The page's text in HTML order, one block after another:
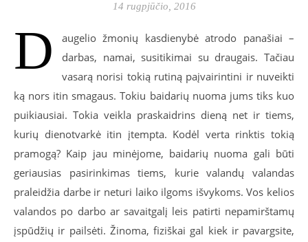
14 rugpjūčio, 2016
D
augelio žmonių kasdienybė atrodo panašiai –
darbas, namai, susitikimai su draugais. Tačiau
vasarą norisi tokią rutiną paįvairintini ir nuveikti
ką nors itin smagaus. Tokiu baidarių nuoma jums tiks kuo
puikiausiai. Tokia veikla praskaidrins dieną net ir tiems,
kurių dienotvarkė itin įtempta. Kodėl verta rinktis tokią
pramogą? Kaip jau minėjome, baidarių nuoma gali būti
geriausias pasirinkimas tiems, kurie valandų valandas
praleidžia darbe ir neturi laiko ilgoms išvykoms. Vos kelios
valandos po darbo ar savaitgalį leis patirti nepamirštamų
įspūdžių ir pailsėti. Žinoma, fiziškai gal kiek ir pavargsite,